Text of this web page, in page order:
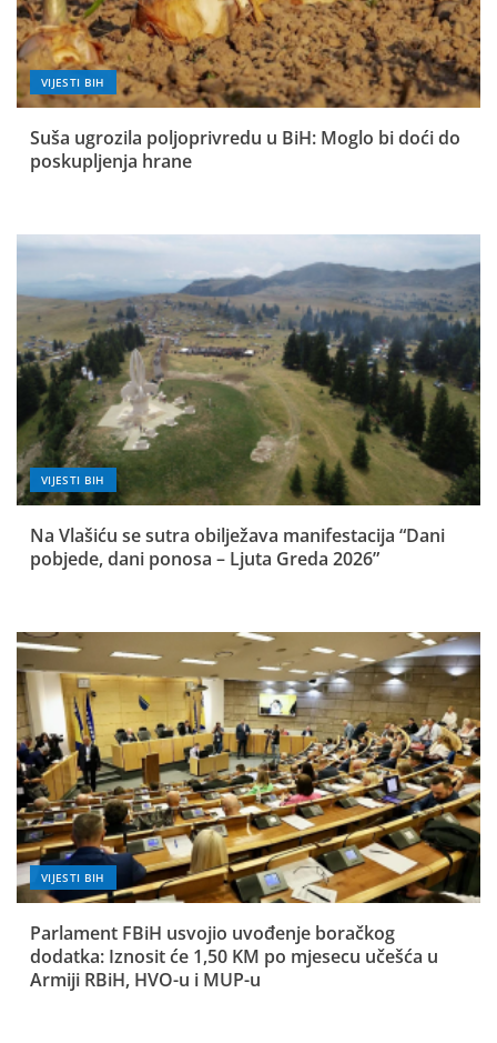
VIJESTI BIH
Suša ugrozila poljoprivredu u BiH: Moglo bi doći do
poskupljenja hrane
VIJESTI BIH
Na Vlašiću se sutra obilježava manifestacija “Dani
pobjede, dani ponosa – Ljuta Greda 2026”
VIJESTI BIH
Parlament FBiH usvojio uvođenje boračkog
dodatka: Iznosit će 1,50 KM po mjesecu učešća u
Armiji RBiH, HVO-u i MUP-u